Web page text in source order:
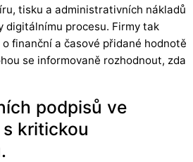
tisku a administrativních nákladů
digitálnímu procesu. Firmy tak
finanční a časové přidané hodnotě
se informovaně rozhodnout, zda
podpisů ve
kritickou